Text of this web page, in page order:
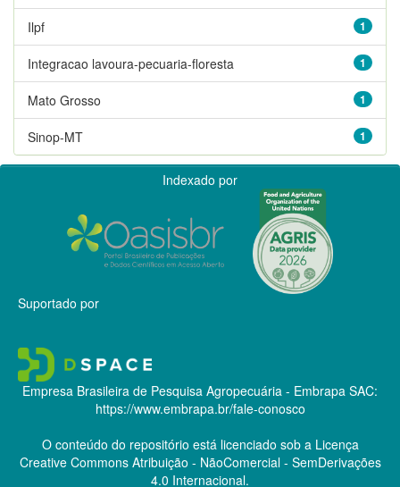
1
Ilpf
1
Integracao lavoura-pecuaria-floresta
1
Mato Grosso
1
Sinop-MT
Indexado por
Suportado por
Empresa Brasileira de Pesquisa Agropecuária - Embrapa SAC:
https://www.embrapa.br/fale-conosco
O conteúdo do repositório está licenciado sob a Licença
Creative CommonsAtribuição - NãoComercial - SemDerivações
4.0 Internacional.